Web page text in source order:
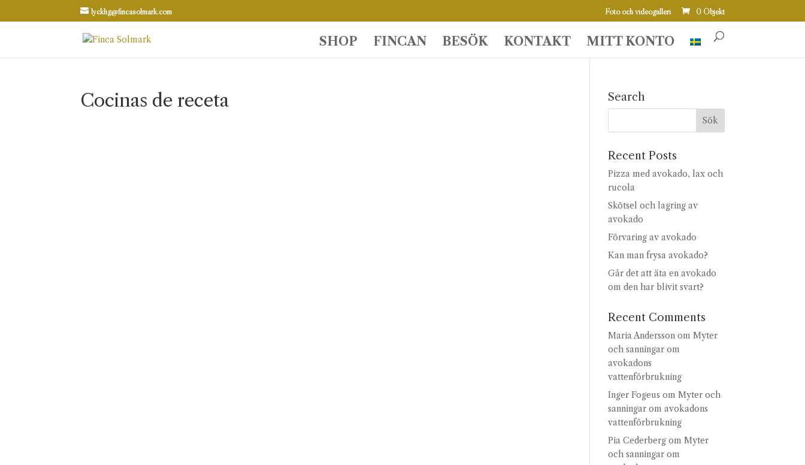
lycklig@fincasolmark.com Foto och videogalleri 0 Objekt
SHOP FINCAN BESÖK KONTAKT MITT KONTO
Cocinas de receta Search
Recent Posts
Pizza med avokado, lax och
rucola
Skötsel och lagring av
avokado
Förvaring av avokado
Kan man frysa avokado?
Går det att äta en avokado
om den har blivit svart?
Recent Comments
Maria Andersson omMyter
och sanningar om
avokadons
vattenförbrukning
Inger Fogeus omMyter och
sanningar om avokadons
vattenförbrukning
Pia Cederberg omMyter
och sanningar om